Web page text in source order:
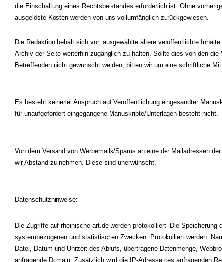
die Einschaltung eines Rechtsbeistandes erforderlich ist. Ohne
ausgelöste Kosten werden von uns vollumfänglich zurückgewiesen.
Die Redaktion behält sich vor, ausgewählte ältere veröffentlichte
Archiv der Seite weiterhin zugänglich zu halten. Sollte dies von den die
Betreffenden nicht gewünscht werden, bitten wir um eine schriftliche
Es besteht keinerlei Anspruch auf Veröffentlichung eingesandter
für unaufgefordert eingegangene Manuskripte/Unterlagen besteht nicht.
Von dem Versand von Werbemails/Spams an eine der Mailadressen
wir Abstand zu nehmen. Diese sind unerwünscht.
Datenschutzhinweise:
Die Zugriffe auf rheinische-art.de werden protokolliert. Die Speicherung
systembezogenen und statistischen Zwecken. Protokolliert werden:
Datei, Datum und Uhrzeit des Abrufs, übertragene Datenmenge,
anfragende Domain. Zusätzlich wird die IP-Adresse des anfragenden